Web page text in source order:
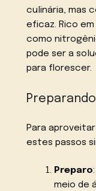
culinária, mas
eficaz. Rico em
como
pode ser a
para florescer.
Para
estes passos
Preparo
meio de